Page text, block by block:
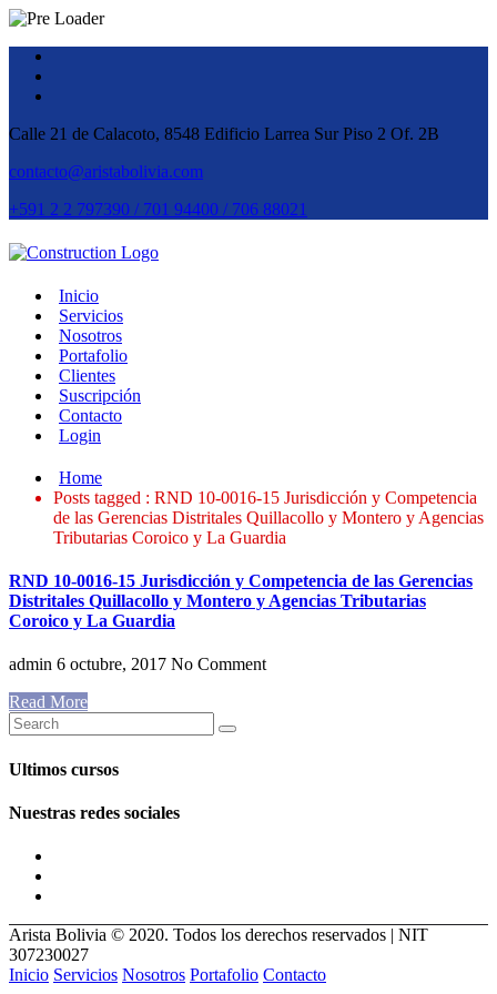
Calle 21 de Calacoto, 8548 Edificio Larrea Sur Piso 2 Of. 2B
contacto@aristabolivia.com
+591 2 2 797390 / 701 94400 / 706 88021
Inicio
Servicios
Nosotros
Portafolio
Clientes
Suscripción
Contacto
Login
Home
Posts tagged : RND 10-0016-15 Jurisdicción y Competencia
de las Gerencias Distritales Quillacollo y Montero y Agencias
Tributarias Coroico y La Guardia
RND 10-0016-15 Jurisdicción y Competencia de las Gerencias
Distritales Quillacollo y Montero y Agencias Tributarias
Coroico y La Guardia
admin 6 octubre, 2017 No Comment
Read More
Ultimos cursos
Nuestras redes sociales
Arista Bolivia © 2020. Todos los derechos reservados | NIT
307230027
Inicio Servicios Nosotros Portafolio Contacto